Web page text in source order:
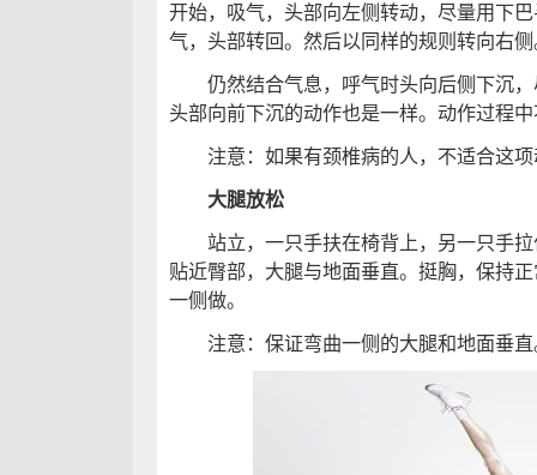
开始，吸气，头部向左侧转动，尽量用下
气，头部转回。然后以同样的规则转向右侧
仍然结合气息，呼气时头向后侧下沉，
头部向前下沉的动作也是一样。动作过程
注意：如果有颈椎病的人，不适合这项
大腿放松
站立，一只手扶在椅背上，另一只手拉
贴近臀部，大腿与地面垂直。挺胸，保持
一侧做。
注意：保证弯曲一侧的大腿和地面垂直